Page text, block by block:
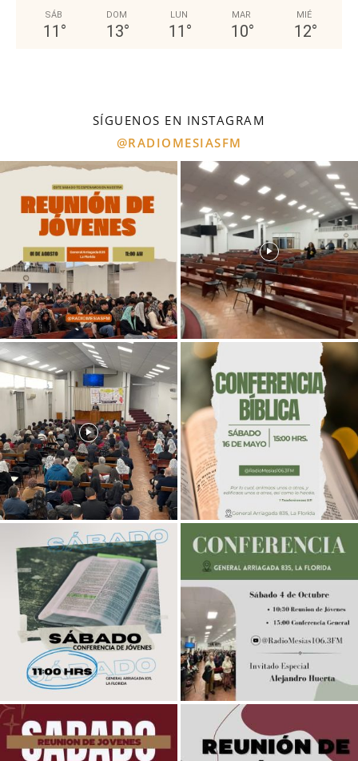
SÁB
11 °
DOM
13°
LUN
11 °
MAR
10°
MIÉ
12°
SÍGUENOS EN INSTAGRAM
@RADIOMESIASFM